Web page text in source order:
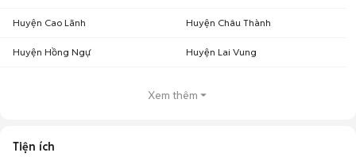
Huyện Cao Lãnh Huyện Châu Thành
Huyện Hồng Ngự Huyện Lai Vung
Xem thêm
Tiện ích